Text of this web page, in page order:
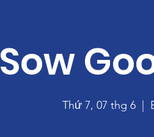
Sow
Thứ 7, 07 thg 6
  |